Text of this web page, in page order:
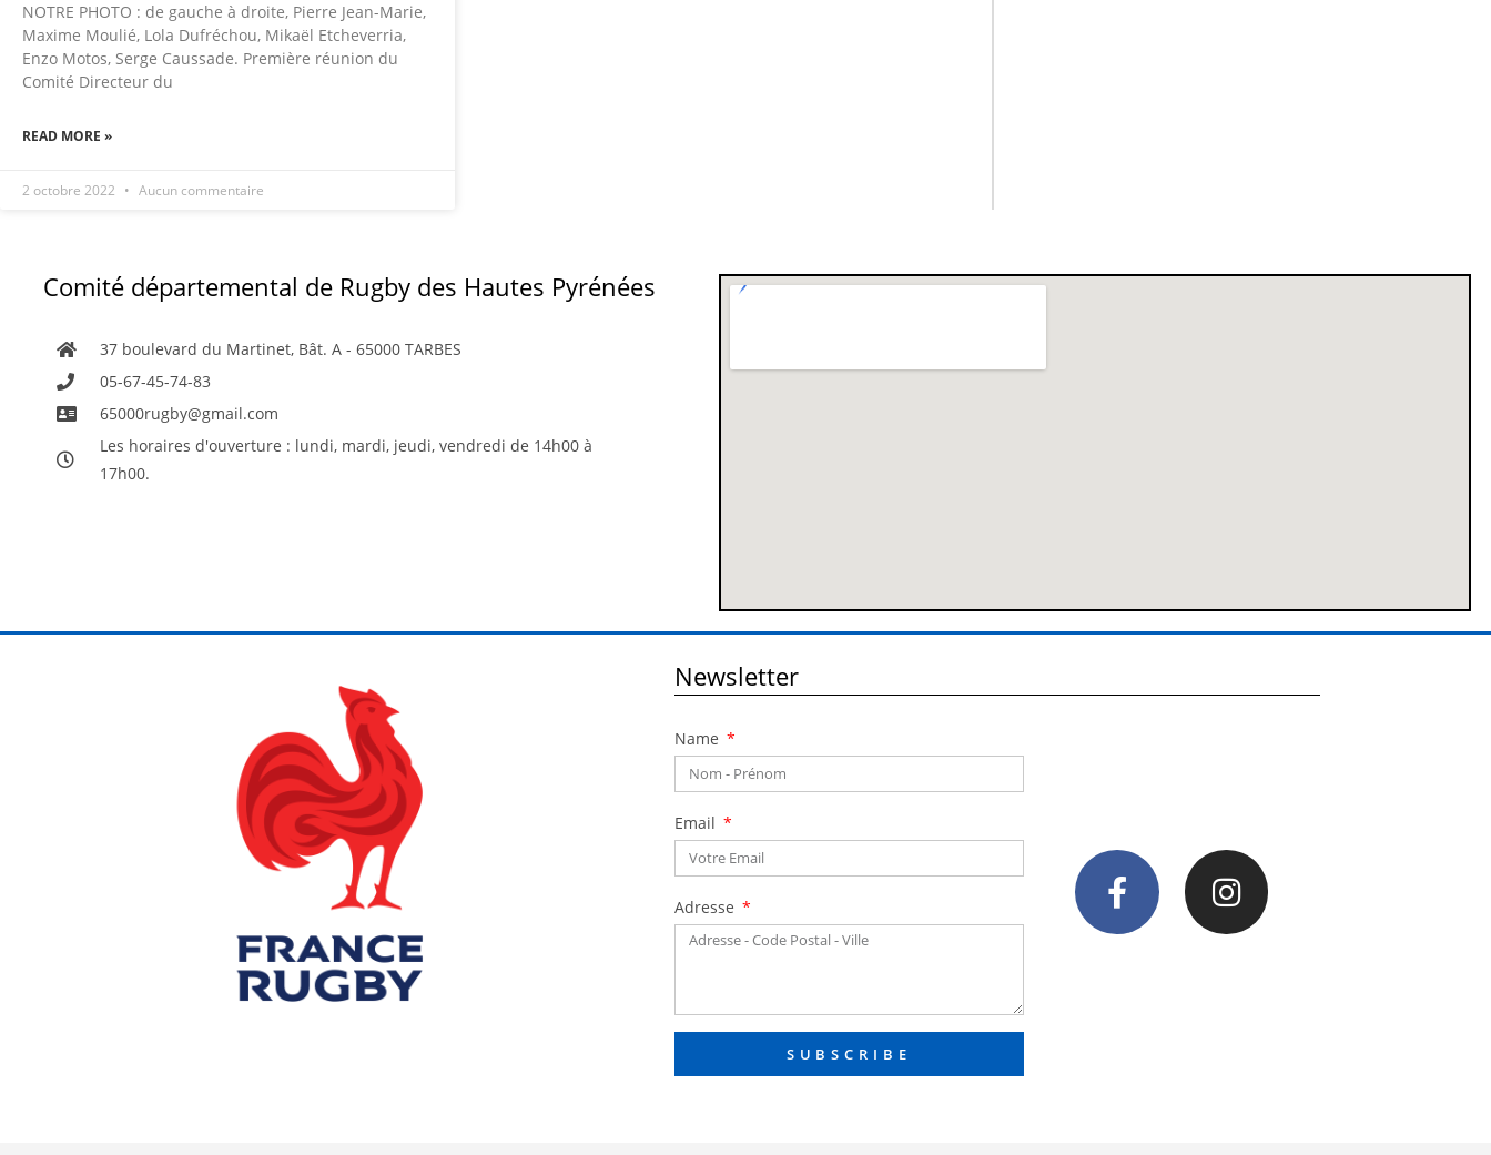
NOTRE PHOTO : de gauche à droite, Pierre Jean-Marie,
Maxime Moulié, Lola Dufréchou, Mikaël Etcheverria,
Enzo Motos, Serge Caussade. Première réunion du
Comité Directeur du
READ MORE »
2 octobre 2022 Aucun commentaire
Comité départemental de Rugby des Hautes Pyrénées
37 boulevard du Martinet, Bât. A - 65000 TARBES
05-67-45-74-83
65000rugby@gmail.com
Les horaires d'ouverture : lundi, mardi, jeudi, vendredi de 14h00 à
17h00.
Fédération
Francaise
Rugby
Site officiel
Cliquez ici
Newsletter
Name
Email
Adresse
SUBSCRIBE